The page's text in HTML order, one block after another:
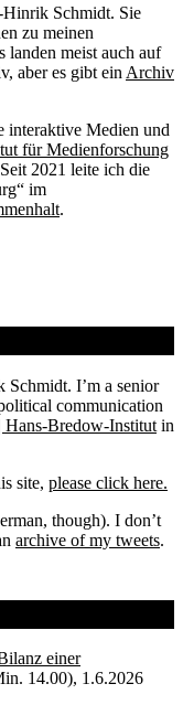
Hinrik Schmidt. Sie
zu meinen
landen meist auch auf
aber es gibt ein Archiv
interaktive Medien und
für Medienforschung
2021 leite ich die
im
.
I’m a senior
communication
Hans-Bredow-Institut in
site, please click here.
though). I don’t
archive of my tweets.
einer
14.00), 1.6.2026